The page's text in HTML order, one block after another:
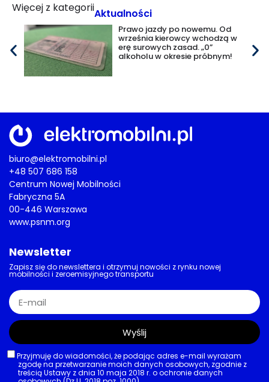
Więcej z kategoriiAktualności
Prawo jazdy po nowemu. Od
września kierowcy wchodzą w
erę surowych zasad. „0”
alkoholu w okresie próbnym!
biuro@elektromobilni.pl
+48 507 686 158
Centrum Nowej Mobilności
Fabryczna 5A
00-446 Warszawa
www.psnm.org
Newsletter
Zapisz się do newslettera i otrzymuj nowości z rynku nowej
mobilności i zeroemisyjnego transportu
Przyjmuję do wiadomości, że podając adres e-mail wyrażam
zgodę na przetwarzanie moich danych osobowych, zgodnie z
treścią Ustawy z dnia 10 maja 2018 r. o ochronie danych
Wyślij